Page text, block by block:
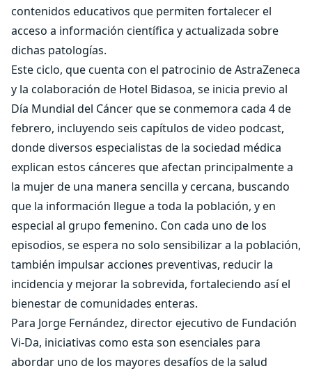
contenidos educativos que permiten fortalecer el
acceso a información científica y actualizada sobre
dichas patologías.
Este ciclo, que cuenta con el patrocinio de AstraZeneca
y la colaboración de Hotel Bidasoa, se inicia previo al
Día Mundial del Cáncer que se conmemora cada 4 de
febrero, incluyendo seis capítulos de video podcast,
donde diversos especialistas de la sociedad médica
explican estos cánceres que afectan principalmente a
la mujer de una manera sencilla y cercana, buscando
que la información llegue a toda la población, y en
especial al grupo femenino. Con cada uno de los
episodios, se espera no solo sensibilizar a la población,
también impulsar acciones preventivas, reducir la
incidencia y mejorar la sobrevida, fortaleciendo así el
bienestar de comunidades enteras.
Para Jorge Fernández, director ejecutivo de Fundación
Vi-Da, iniciativas como esta son esenciales para
abordar uno de los mayores desafíos de la salud